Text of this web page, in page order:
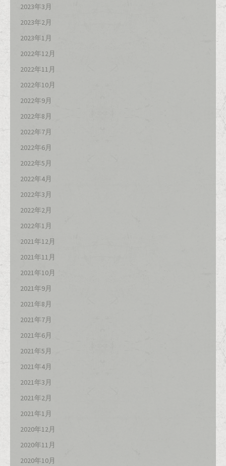
2023年3月
2023年2月
2023年1月
2022年12月
2022年11月
2022年10月
2022年9月
2022年8月
2022年7月
2022年6月
2022年5月
2022年4月
2022年3月
2022年2月
2022年1月
2021年12月
2021年11月
2021年10月
2021年9月
2021年8月
2021年7月
2021年6月
2021年5月
2021年4月
2021年3月
2021年2月
2021年1月
2020年12月
2020年11月
2020年10月